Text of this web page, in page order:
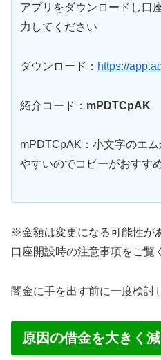
アプリをダウンロードし口
力してください
ダウンロード： https://
紹介コード： mPDTCpAK
mPDTCpAK：小文字のエ
やすいのでコピーがおすす
※金額は変更になる可能性が
口座開設時の注意事項をご覧
闇金に手を出す前に一度検討
原因の借金を大きく